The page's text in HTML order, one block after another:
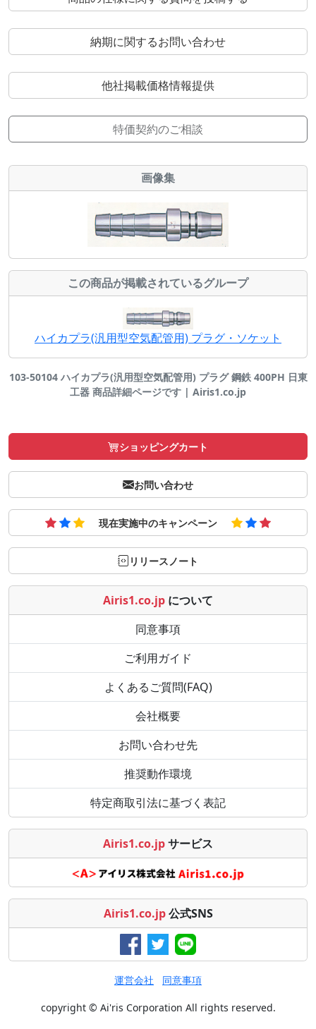
納期に関するお問い合わせ
他社掲載価格情報提供
特価契約のご相談
画像集
この商品が掲載されているグループ
ハイカプラ(汎用型空気配管用) プラグ・ソケット
103-50104 ハイカプラ(汎用型空気配管用) プラグ 鋼鉄 400PH 日東
工器 商品詳細ページです | Airis1.co.jp
ショッピングカート
お問い合わせ
現在実施中のキャンペーン
リリースノート
Airis1.co.jp について
同意事項
ご利用ガイド
よくあるご質問(FAQ)
会社概要
お問い合わせ先
推奨動作環境
特定商取引法に基づく表記
Airis1.co.jpサービス
Airis1.co.jp 公式SNS
運営会社 同意事項
copyright © Ai'ris Corporation All rights reserved.